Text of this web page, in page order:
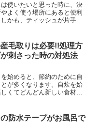
使いたいと思った時に、決
やよく使う場所にあると便利
かも、ティッシュが片手で
ホルダーがあります。マグ
やハンガー...
毛取りは必要!!処理方
刺さった時の対処法
始めると、節約のために自
が多くなります。自炊を始
くてどんどん新しい食材に
です。私も自炊を始めたころ
防水テープがお風呂で